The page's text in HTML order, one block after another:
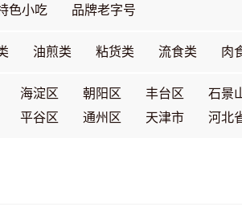
色小吃 品牌老字号
油煎类 粘货类 流食类 肉
海淀区 朝阳区 丰台区 石景
平谷区 通州区 天津市 河北